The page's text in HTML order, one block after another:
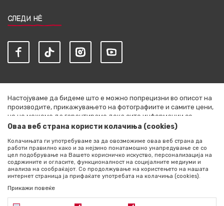
СЛЕДИ НЀ
Настојуваме да бидеме што е можно попрецизни во описот на
производите, прикажувањето на фотографиите и самите цени,
но не можеме да гарантираме дека сите информации се
комплетни и без грешки. Сите артикли прикажани на сајтот се
секој момент. Расположливоста на производите можете да ја
проверите со повик на +389 76 444 490
©2026 literatura.mk, Изработено одNB SOFT. Сите права
задржани.
Оваа веб страна користи колачиња (cookies)
Колачињата ги употребуваме за да овозможиме оваа веб страна да
работи правилно како и за нејзино понатамошно унапредување се со
цел подобрување на Вашето корисничко искуство, персонализација на
содржините и огласите, функционалност на социјалните медиуми и
анализа на сообраќајот. Со продолжување на користењето на нашата
интернет страница ја прифаќате употребата на колачиња (cookies).
Прикажи повеќе